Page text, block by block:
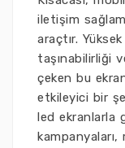
iletişim
araçtır.
taşınabilirliği
çeken bu
etkileyici bir
led ekranlarla